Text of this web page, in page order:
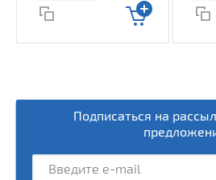
Подписаться на